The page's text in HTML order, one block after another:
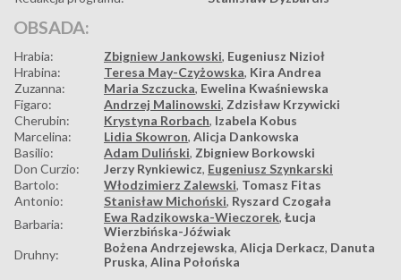
OBSADA:
Hrabia: Zbigniew Jankowski, Eugeniusz Nizioł
Hrabina:
Teresa May-Czyżowska, Kira Andrea
Zuzanna:
Maria Szczucka, Ewelina Kwaśniewska
Figaro:
Andrzej Malinowski, Zdzisław Krzywicki
Cherubin:
Krystyna Rorbach, Izabela Kobus
Marcelina:
Lidia Skowron, Alicja Dankowska
Basilio:
Adam Duliński, Zbigniew Borkowski
Don Curzio:
Jerzy Rynkiewicz, Eugeniusz Szynkarski
Bartolo:
Włodzimierz Zalewski, Tomasz Fitas
Antonio:
Stanisław Michoński, Ryszard Czogała
Barbaria:
Ewa Radzikowska-Wieczorek, Łucja
Wierzbińska-Jóźwiak
Druhny:
Bożena Andrzejewska, Alicja Derkacz, Danuta
Pruska, Alina Połońska